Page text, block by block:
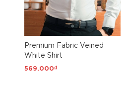
Premium Fabric Veined
White Shirt
569.000₫